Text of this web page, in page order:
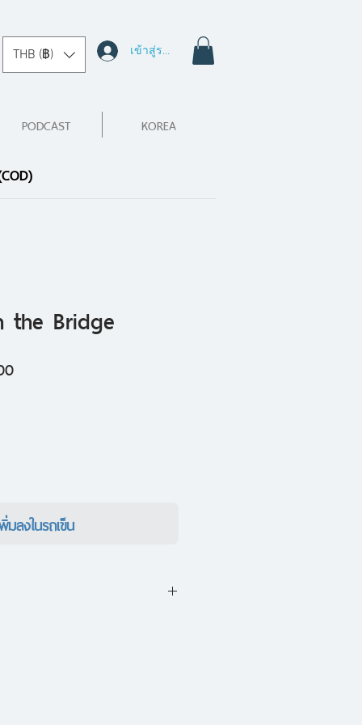
THB (฿) เข้าสู่ระบบ
PODCAST KOREA
the Bridge
ราคา
มลงในรถเข็น
เป็นนิยายภาคปฐมบทของ